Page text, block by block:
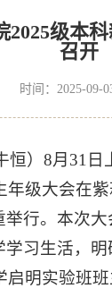
2025级本
召开
时间：2025-09-
恒）8月31
年级大会在
举行。本次
习生活，明
启明实验班